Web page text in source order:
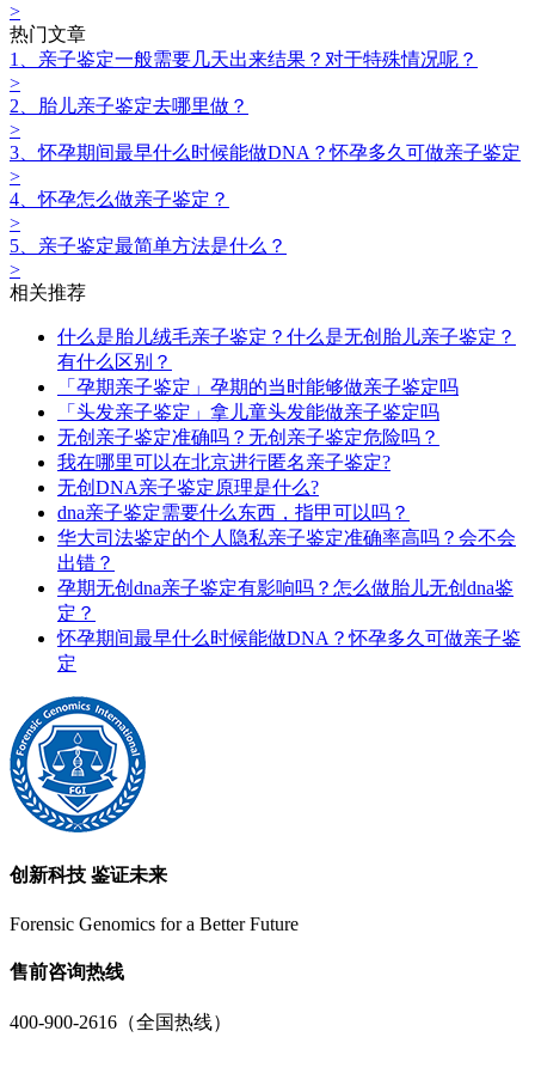
>
热门文章
1、亲子鉴定一般需要几天出来结果？对于特殊情况呢？
>
2、胎儿亲子鉴定去哪里做？
>
3、怀孕期间最早什么时候能做DNA？怀孕多久可做亲子鉴定
>
4、怀孕怎么做亲子鉴定？
>
5、亲子鉴定最简单方法是什么？
>
相关推荐
什么是胎儿绒毛亲子鉴定？什么是无创胎儿亲子鉴定？
有什么区别？
「孕期亲子鉴定」孕期的当时能够做亲子鉴定吗
「头发亲子鉴定」拿儿童头发能做亲子鉴定吗
无创亲子鉴定准确吗？无创亲子鉴定危险吗？
我在哪里可以在北京进行匿名亲子鉴定?
无创DNA亲子鉴定原理是什么?
dna亲子鉴定需要什么东西，指甲可以吗？
华大司法鉴定的个人隐私亲子鉴定准确率高吗？会不会
出错？
孕期无创dna亲子鉴定有影响吗？怎么做胎儿无创dna鉴
定？
怀孕期间最早什么时候能做DNA？怀孕多久可做亲子鉴
定
创新科技 鉴证未来
Forensic Genomics for a Better Future
售前咨询热线
400-900-2616（全国热线）